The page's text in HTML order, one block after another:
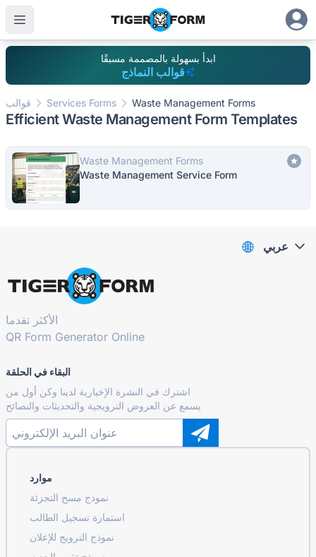
ابدأ بسهولة بالمصممة مسبقًا
قوالب النماذج
قوالب Services Forms Waste Management Forms
Efficient Waste Management Form Templates
Waste Management Forms
Waste Management Service Form
الأكثر تقدما
QR Form Generator Online
البقاء في الحلقة
اشترك في النشرة الإخبارية لدينا وكن أول من
يسمع عن العروض الترويجية والتحديثات والنصائح
موارد
نموذج مسح التجزئة
استمارة تسجيل الطالب
نموذج الترويج للإعلان
عربي